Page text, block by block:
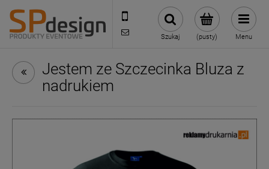
221002030
sklep@reklamydrukarnia.pl
(pusty)
Szukaj Menu
Jestem ze Szczecinka Bluza z
nadrukiem